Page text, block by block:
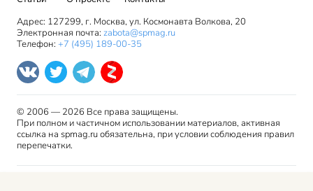
Адрес: 127299, г. Москва, ул. Космонавта Волкова, 20
Электронная почта: zabota@spmag.ru
Телефон: +7 (495) 189-00-35
© 2006 — 2026 Все права защищены.
При полном и частичном использовании материалов, активная
ссылка на spmag.ru обязательна, при условии соблюдения правил
перепечатки.